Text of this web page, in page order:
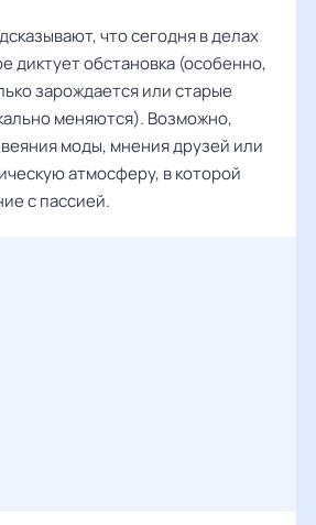
что сегодня в делах
диктует обстановка (особенно,
зарождается или старые
меняются). Возможно,
моды, мнения друзей или
атмосферу, в которой
с пассией.